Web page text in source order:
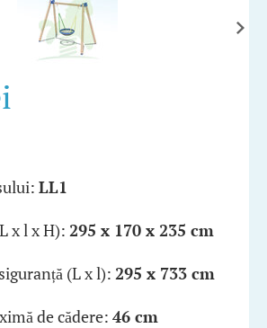
LL1
x l x H): 295 x 170 x 235 cm
(L x l): 295 x 733 cm
de cădere: 46 cm